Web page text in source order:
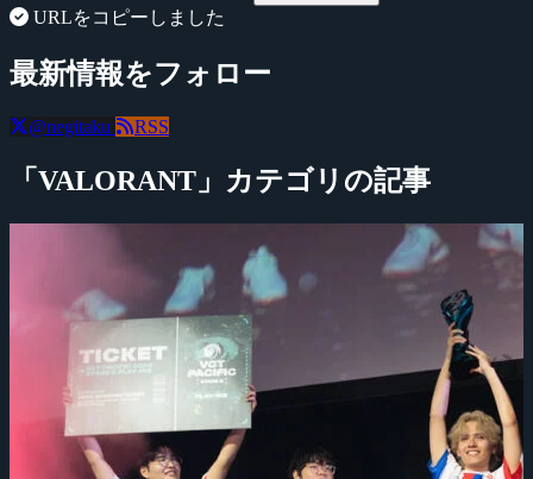
URLをコピーしました
最新情報をフォロー
@negitaku RSS
「VALORANT」カテゴリの記事